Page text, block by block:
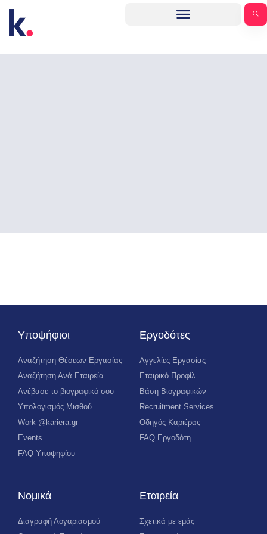
Υποψήφιοι
Αναζήτηση Θέσεων Εργασίας
Αναζήτηση Ανά Εταιρεία
Ανέβασε το βιογραφικό σου
Υπολογισμός Μισθού
Work @kariera.gr
Events
FAQ Υποψηφίου
Εργοδότες
Αγγελίες Εργασίας
Εταιρικό Προφίλ
Βάση Βιογραφικών
Recruitment Services
Οδηγός Καριέρας
FAQ Εργοδότη
Νομικά
Διαγραφή Λογαριασμού
Εταιρεία
Σχετικά με εμάς